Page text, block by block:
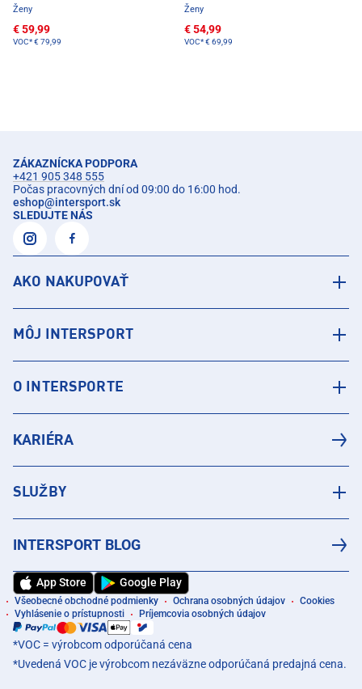
Ženy
€ 59,99
VOC*€ 79,99
Ženy
€ 54,99
VOC*€ 69,99
ZÁKAZNÍCKA PODPORA
+421 905 348 555
Počas pracovných dní od 09:00 do 16:00 hod.
eshop@intersport.sk
SLEDUJTE NÁS
AKO NAKUPOVAŤ
MÔJ INTERSPORT
O INTERSPORTE
KARIÉRA
SLUŽBY
INTERSPORT BLOG
App Store Google Play
Všeobecné obchodné podmienky Ochrana osobných údajov
Cookies
Vyhlásenie o prístupnosti
Príjemcovia osobných údajov
*VOC = výrobcom odporúčaná cena
*Uvedená VOC je výrobcom nezáväzne odporúčaná predajná cena.